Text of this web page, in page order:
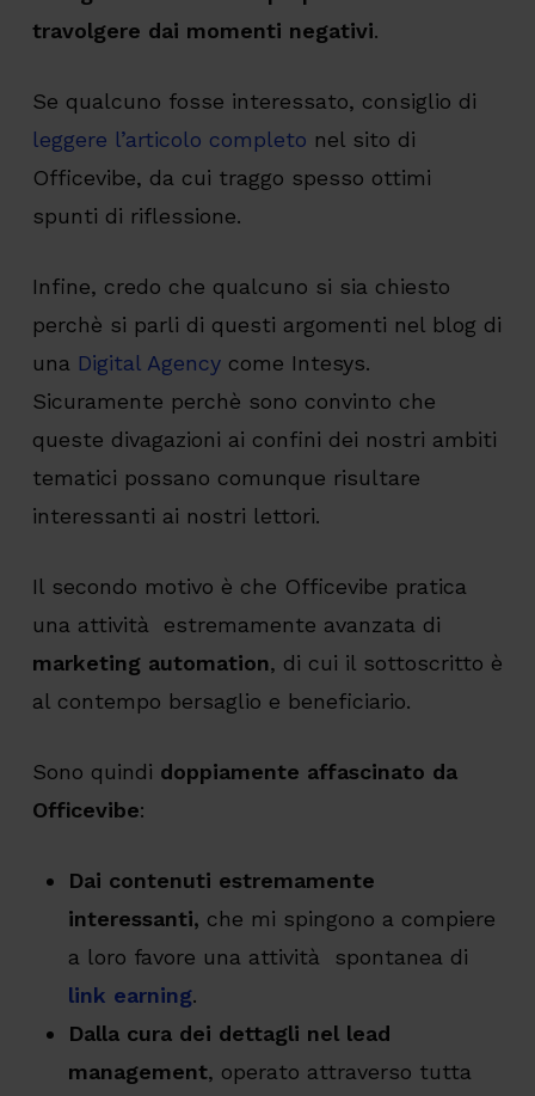
travolgere dai momenti negativi.
Se qualcuno fosse interessato, consiglio di
leggere l’articolo completo nel sito di
Officevibe, da cui traggo spesso ottimi
spunti di riflessione.
Infine, credo che qualcuno si sia chiesto
perchè si parli di questi argomenti nel blog di
una Digital Agencycome Intesys.
Sicuramente perchè sono convinto che
queste divagazioni ai confini dei nostri ambiti
tematici possano comunque risultare
interessanti ai nostri lettori.
Il secondo motivo è che Officevibe pratica
una attività estremamente avanzata di
marketing automation, di cui il sottoscritto è
al contempo bersaglio e beneficiario.
Sono quindi doppiamente affascinato da
Officevibe:
Dai contenuti estremamente
interessanti, che mi spingono a compiere
a loro favore una attività spontanea di
link earning.
Dalla cura dei dettagli nel lead
management, operato attraverso tutta